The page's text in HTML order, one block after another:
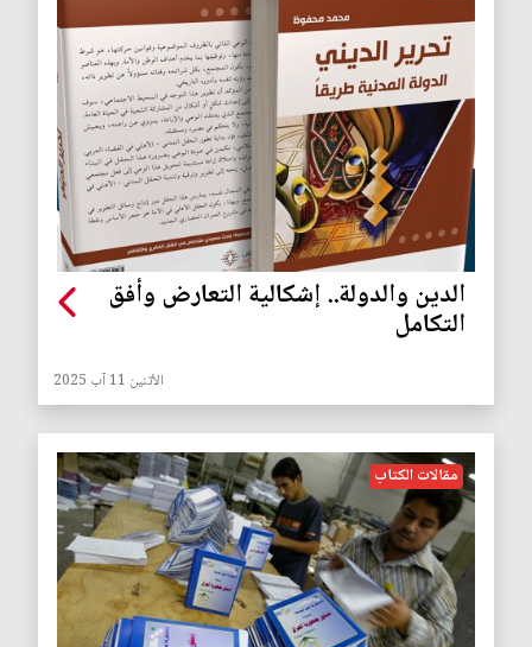
الدين والدولة.. إشكالية التعارض وأفق
التكامل
الأثنين 11 آب 2025
مقالات الكتاب